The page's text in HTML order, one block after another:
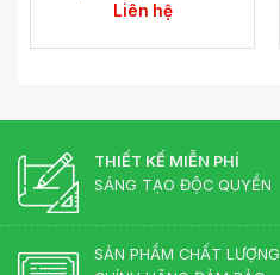
Liên hệ
THIẾT KẾ MIỄN PHÍ
SÁNG TẠO ĐỘC QUYỀN
SẢN PHẨM CHẤT LƯỢNG